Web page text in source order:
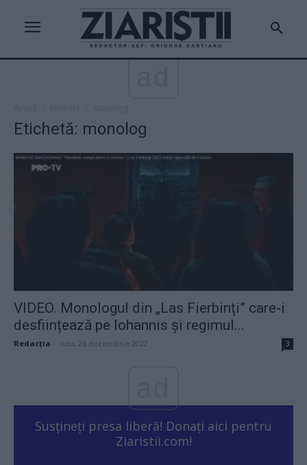
Etichetă: monolog
VIDEO. Monologul din „Las Fierbinți” care-i
desființează pe Iohannis și regimul...
Redacţia luni, 26 decembrie 2022 3
Susțineți presa liberă! Donați aici pentru
Ziaristii.com!